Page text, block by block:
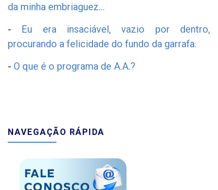
da minha embriaguez...
- Eu era insaciável, vazio por dentro,
procurando a felicidade do fundo da garrafa.
- O que é o programa de A.A.?
NAVEGAÇÃO RÁPIDA